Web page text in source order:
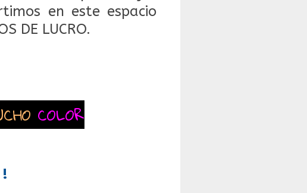
en este espacio
DE LUCRO.
COLOR